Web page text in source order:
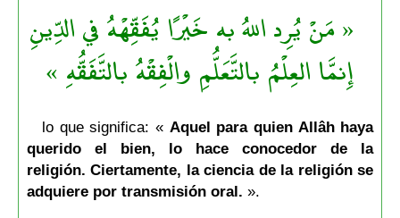
« مَنْ يُرِد اللهُ به خَيْرًا يُفَقِّهْهُ في الدِّينِ
إِنمَّا العِلْمُ بالتَّعَلُّمِ والْفِقْهُ بالتَّفَقُّهِ »
lo que significa: « Aquel para quien Allâh haya
querido el bien, lo hace conocedor de la
religión. Ciertamente, la ciencia de la religión se
adquiere por transmisión oral. ».